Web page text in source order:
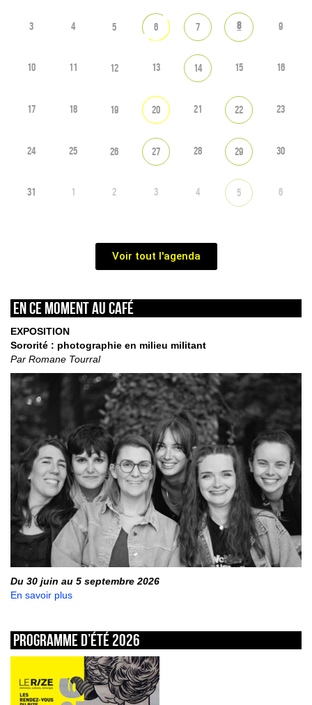
3 4 5 6 7 8 9
10 11 12 13 14 15 16
17 18 19 20 21 22 23
24 25 26 27 28 29 30
31 1 2 3 4 5 6
Voir tout l'agenda
En ce moment au café
EXPOSITION
Sororité : photographie en milieu militant
Par Romane Tourral
Du 30 juin au 5 septembre 2026
En savoir plus
Programme d’été 2026